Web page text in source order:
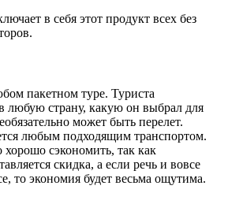
в себя этот продукт всех без
пакетном туре. Туриста
в любую страну, какую он выбрал для
может быть перелет.
любым подходящим транспортом.
сэкономить, так как
скидка, а если речь и вовсе
то экономия будет весьма ощутима.